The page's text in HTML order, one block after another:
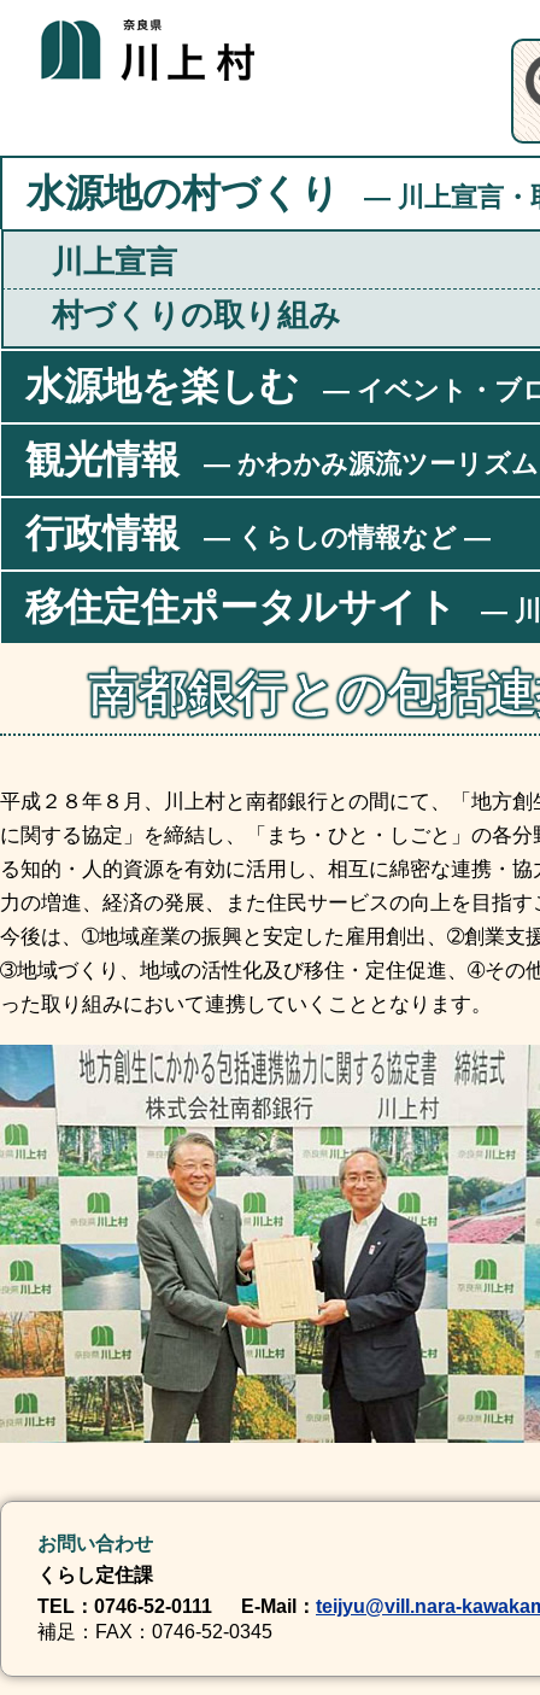
水源地の村づくり ― 川上宣言
川上宣言
村づくりの取り組み
水源地を楽しむ ― イベント・ブ
観光情報 ― かわかみ源流ツーリズ
行政情報 ― くらしの情報など ―
移住定住ポータルサイト ―
南都銀行との包括
平成２８年８月、川上村と南都銀行との間にて、「地方
に関する協定」を締結し、「まち・ひと・しごと」の各
る知的・人的資源を有効に活用し、相互に綿密な連携・
力の増進、経済の発展、また住民サービスの向上を目指
今後は、➀地域産業の振興と安定した雇用創出、➁創業支
➂地域づくり、地域の活性化及び移住・定住促進、➃その
った取り組みにおいて連携していくこととなります。
お問い合わせ
くらし定住課
TEL ：0746-52-0111 E-Mail ： teijyu@vill.nara-
補足 ：FAX：0746-52-0345